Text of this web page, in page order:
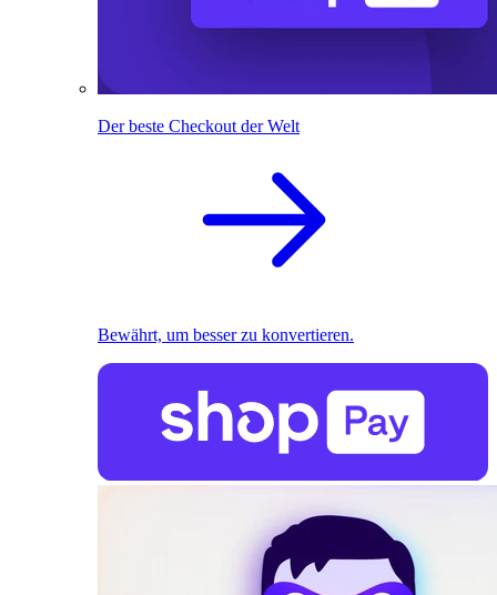
Der beste Checkout der Welt
Bewährt, um besser zu konvertieren.